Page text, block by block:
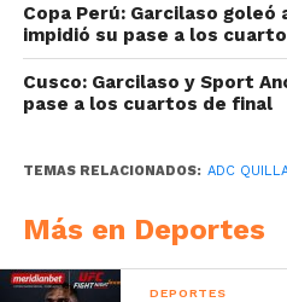
Copa Perú: Garcilaso goleó
impidió su pase a los
Cusco: Garcilaso y Sport
pase a los cuartos de final
TEMAS RELACIONADOS: ADC
Más en Deportes
DEPORTES